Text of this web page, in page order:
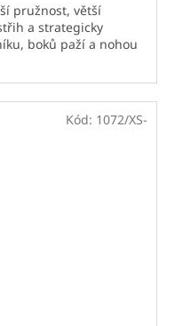
pružnost, větší
a strategicky
boků paží a nohou
Kód: 1072/XS-